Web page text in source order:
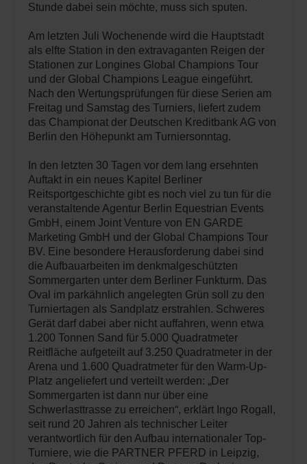
Stunde dabei sein möchte, muss sich sputen.
Am letzten Juli Wochenende wird die Hauptstadt
als elfte Station in den extravaganten Reigen der
Stationen zur Longines Global Champions Tour
und der Global Champions League eingeführt.
Nach den Wertungsprüfungen für diese Serien am
Freitag und Samstag des Turniers, liefert zudem
das Championat der Deutschen Kreditbank AG von
Berlin den Höhepunkt am Turniersonntag.
In den letzten 30 Tagen vor dem lang ersehnten
Auftakt in ein neues Kapitel Berliner
Reitsportgeschichte gibt es noch viel zu tun für die
veranstaltende Agentur Berlin Equestrian Events
GmbH, einem Joint Venture von EN GARDE
Marketing GmbH und der Global Champions Tour
BV. Eine besondere Herausforderung dabei sind
die Aufbauarbeiten im denkmalgeschützten
Sommergarten unter dem Berliner Funkturm. Das
Oval im parkähnlich angelegten Grün soll zu den
Turniertagen als Sandplatz erstrahlen. Schweres
Gerät darf dabei aber nicht auffahren, wenn etwa
1.200 Tonnen Sand für 5.000 Quadratmeter
Reitfläche aufgeteilt auf 3.250 Quadratmeter in der
Arena und 1.600 Quadratmeter für den Warm-Up-
Platz angeliefert und verteilt werden: „Der
Sommergarten ist dann nur über eine
Schwerlasttrasse zu erreichen“, erklärt Ingo Rogall,
seit rund 20 Jahren als technischer Leiter
verantwortlich für den Aufbau internationaler Top-
Turniere, wie die PARTNER PFERD in Leipzig,